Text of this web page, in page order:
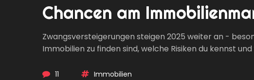
Chancen am
Zwangsversteigerungen steigen 2025 weiter an -
Immobilien zu finden sind, welche Risiken du kennst
11 Immobilien